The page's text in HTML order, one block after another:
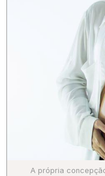
A própria